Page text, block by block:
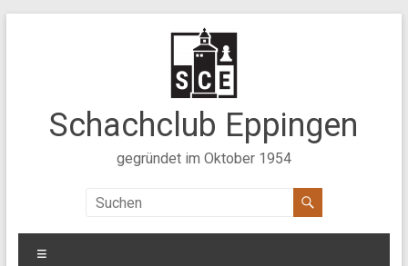
Schachclub Eppingen
gegründet im Oktober 1954